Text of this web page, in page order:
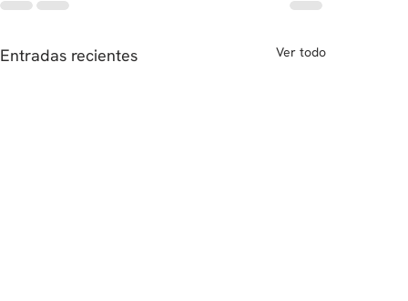
Entradas recientes Ver todo